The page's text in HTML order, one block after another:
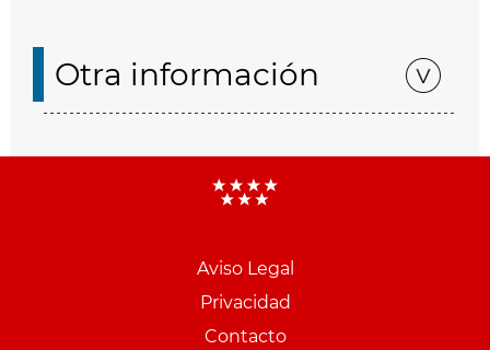
Otra información
Aviso Legal
Privacidad
Contacto